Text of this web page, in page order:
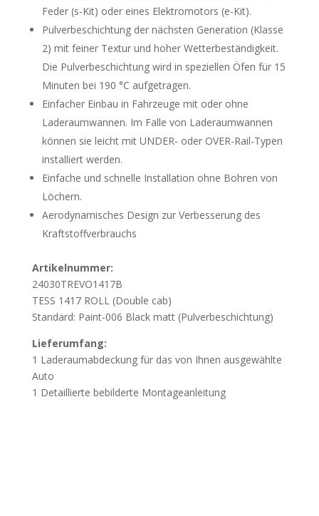
Feder (s-Kit) oder eines Elektromotors (e-Kit).
Pulverbeschichtung der nächsten Generation (Klasse
2) mit feiner Textur und hoher Wetterbeständigkeit.
Die Pulverbeschichtung wird in speziellen Öfen für 15
Minuten bei 190 °C aufgetragen.
Einfacher Einbau in Fahrzeuge mit oder ohne
Laderaumwannen. Im Falle von Laderaumwannen
können sie leicht mit UNDER- oder OVER-Rail-Typen
installiert werden.
Einfache und schnelle Installation ohne Bohren von
Löchern.
Aerodynamisches Design zur Verbesserung des
Kraftstoffverbrauchs
Artikelnummer:
24030TREVO1417B
TESS 1417 ROLL (Double cab)
Standard: Paint-006 Black matt (Pulverbeschichtung)
Lieferumfang:
1 Laderaumabdeckung für das von Ihnen ausgewählte
Auto
1 Detaillierte bebilderte Montageanleitung